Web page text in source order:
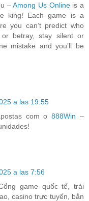
–Among Us Onlineis a
king! Each game is a
you can’t predict who
betray, stay silent or
mistake and you’ll be
a las 19:55
com o888Win –
a las 7:56
game quốc tế, trải
casino trực tuyến, bắn